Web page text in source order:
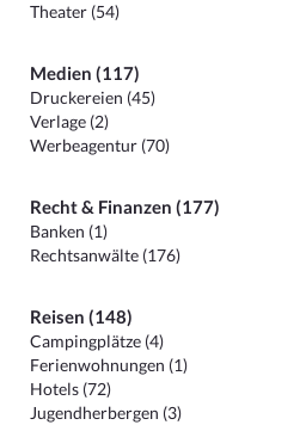
Theater (54)
Medien (117)
Druckereien (45)
Verlage (2)
Werbeagentur (70)
Recht & Finanzen (177)
Banken (1)
Rechtsanwälte (176)
Reisen (148)
Campingplätze (4)
Ferienwohnungen (1)
Hotels (72)
Jugendherbergen (3)